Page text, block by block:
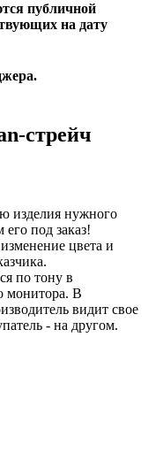
публичной
на дату
стрейч
изделия нужного
под заказ!
цвета и
по тону в
монитора. В
видит свое
- на другом.